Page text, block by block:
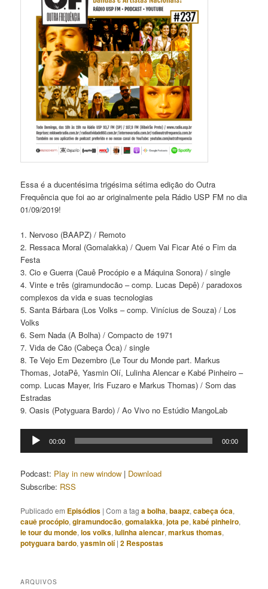
Essa é a ducentésima trigésima sétima edição do Outra
Frequência que foi ao ar originalmente pela Rádio USP FM no dia
01/09/2019!
1. Nervoso (BAAPZ) / Remoto
2. Ressaca Moral (Gomalakka) / Quem Vai Ficar Até o Fim da
Festa
3. Cio e Guerra (Cauê Procópio e a Máquina Sonora) / single
4. Vinte e três (giramundocão – comp. Lucas Depê) / paradoxos
complexos da vida e suas tecnologias
5. Santa Bárbara (Los Volks – comp. Vinícius de Souza) / Los
Volks
6. Sem Nada (A Bolha) / Compacto de 1971
7. Vida de Cão (Cabeça Óca) / single
8. Te Vejo Em Dezembro (Le Tour du Monde part. Markus
Thomas, JotaPê, Yasmin Olí, Lulinha Alencar e Kabé Pinheiro –
comp. Lucas Mayer, Iris Fuzaro e Markus Thomas) / Som das
Estradas
9. Oasis (Potyguara Bardo) / Ao Vivo no Estúdio MangoLab
Tocador
00:00 00:00
Podcast: Play in new window | Download
Subscribe: RSS
Publicado em Episódios |Com a taga bolha,baapz,cabeça óca,
cauê procópio,giramundocão,gomalakka,jota pe,kabé pinheiro,
le tour du monde,los volks,lulinha alencar,markus thomas,
potyguara bardo,yasmin olí |2 Respostas
ARQUIVOS